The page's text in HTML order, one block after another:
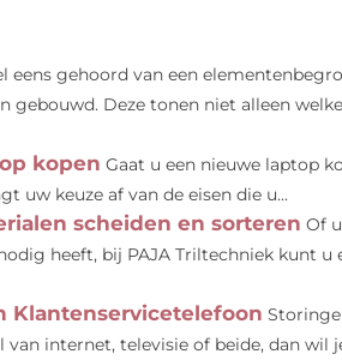
eens gehoord van een
gebouwd. Deze tonen niet alleen
kopen Gaat u een nieuwe laptop
uw keuze af van de eisen die u...
scheiden en sorteren Of
heeft, bij PAJA Triltechniek kunt u
Klantenservicetelefoon
internet, televisie of beide, dan wil